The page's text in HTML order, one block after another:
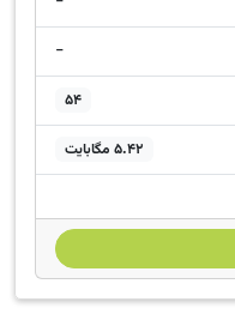
-
54
5.42 مگابایت